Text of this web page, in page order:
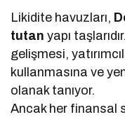
Likidite havuzları,
tutan yapı
gelişmesi,
kullanmasına ve
olanak tanıyor.
Ancak her finansal